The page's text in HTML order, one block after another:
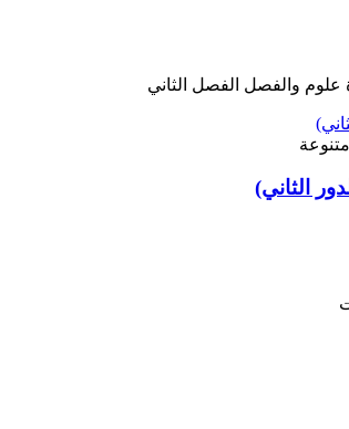
والفصل الفصل الثاني
الثاني)